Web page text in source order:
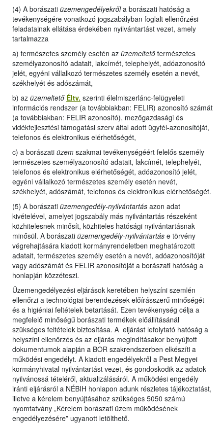
(4) A borászati üzemengedélyekrőla borászati hatóság a
tevékenységére vonatkozó jogszabályban foglalt ellenőrzési
feladatainak ellátása érdekében nyilvántartást vezet, amely
tartalmazza
a) természetes személy esetén az üzemeltetőtermészetes
személyazonosító adatait, lakcímét, telephelyét, adóazonosító
jelét, egyéni vállalkozó természetes személy esetén a nevét,
székhelyét és adószámát,
b) az üzemeltető Éltv. szerinti élelmiszerlánc-felügyeleti
információs rendszer (a továbbiakban: FELIR) azonosító számát
(a továbbiakban: FELIR azonosító), mezőgazdasági és
vidékfejlesztési támogatási szerv által adott ügyfél-azonosítóját,
telefonos és elektronikus elérhetőségét,
c) a borászati üzem szakmai tevékenységéért felelős személy
természetes személyazonosító adatait, lakcímét, telephelyét,
telefonos és elektronikus elérhetőségét, adóazonosító jelét,
egyéni vállalkozó természetes személy esetén nevét,
székhelyét, adószámát, telefonos és elektronikus elérhetőségét.
(5) A borászati üzemengedély-nyilvántartás azon adat
kivételével, amelyet jogszabály más nyilvántartás részeként
közhitelesnek minősít, közhiteles hatósági nyilvántartásnak
minősül. A borászati üzemengedély-nyilvántartás e törvény
végrehajtására kiadott kormányrendeletben meghatározott
adatait, természetes személy esetén a nevét, adóazonosítóját
vagy adószámát és FELIR azonosítóját a borászati hatóság a
honlapján közzéteszi.
Üzemengedélyezési eljárások keretében helyszíni szemlén
ellenőrzi a technológiai berendezések előírásszerű minőségét
és a higiéniai feltételek betartását. Ezen tevékenység célja a
megfelelő minőségű borászati termékek előállításánál
szükséges feltételek biztosítása. A eljárást lefolytató hatóság a
helyszíni ellenőrzés és az eljárás megindításakor benyújtott
dokumentumok alapján a BOR szakrendszerben elkészíti a
működési engedélyt. A kiadott engedélyekről a Pest Megyei
kormányhivatal nyilvántartást vezet, és gondoskodik az adatok
nyilvánossá tételéről, aktualizálásáról. A működési engedély
iránti eljárásról a NÉBIH honlapon adunk részletes tájékoztatást,
illetve a kérelem benyújtásához szükséges 5050 számú
nyomtatvány „Kérelem borászati üzem működésének
engedélyezésére” ugyanott letölthető.